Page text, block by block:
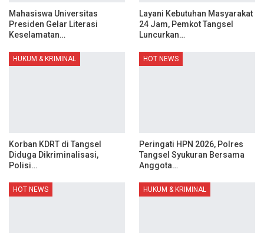
Mahasiswa Universitas
Presiden Gelar Literasi
Keselamatan…
Layani Kebutuhan Masyarakat
24 Jam, Pemkot Tangsel
Luncurkan…
HUKUM & KRIMINAL
Korban KDRT di Tangsel
Diduga Dikriminalisasi,
Polisi…
HOT NEWS
Peringati HPN 2026, Polres
Tangsel Syukuran Bersama
Anggota…
HOT NEWS HUKUM & KRIMINAL